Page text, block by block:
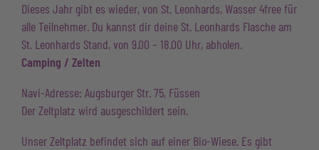
Dieses Jahr gibt es wieder, von St. Leonhards, Wasser 4free für
alle Teilnehmer. Du kannst dir deine St. Leonhards Flasche am
St. Leonhards Stand, von 9.00 – 18.00 Uhr, abholen.
Camping / Zelten
Navi-Adresse: Augsburger Str. 75, Füssen
Der Zeltplatz wird ausgeschildert sein.
Unser Zeltplatz befindet sich auf einer Bio-Wiese. Es gibt